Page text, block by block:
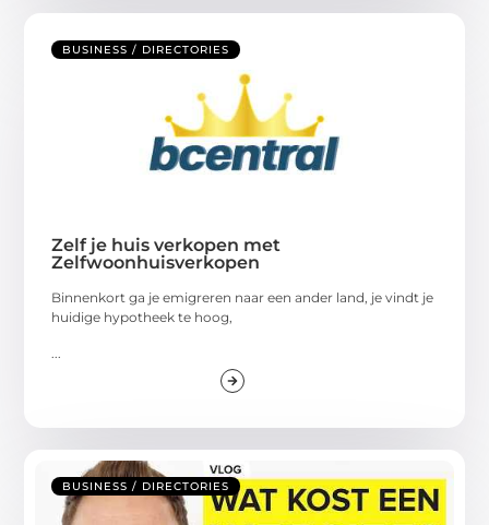
BUSINESS / DIRECTORIES
Zelf je huis verkopen met
Zelfwoonhuisverkopen
Binnenkort ga je emigreren naar een ander land, je vindt je
huidige hypotheek te hoog,
BUSINESS / DIRECTORIES